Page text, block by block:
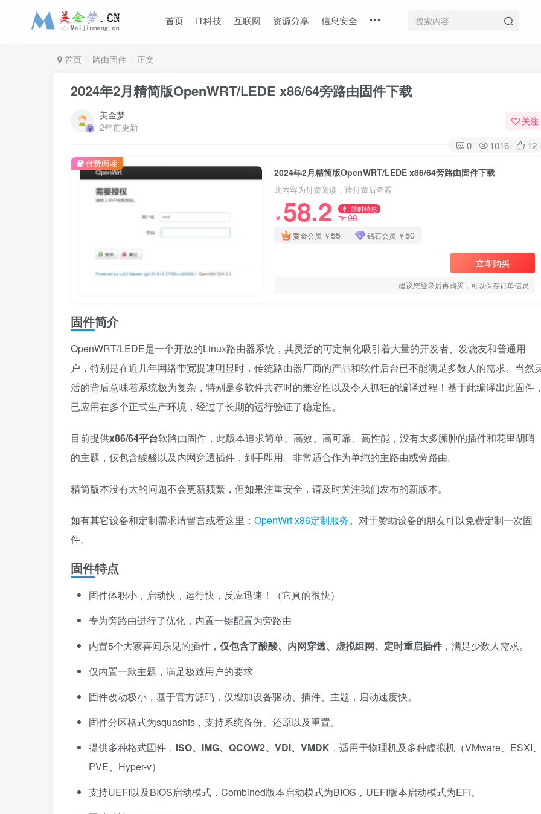
首页 IT科技 互联网 资源分享 信息安全
首页 路由固件 正文
2024年2月精简版OpenWRT/LEDE x86/64旁路由固件下载
美金梦
2年前更新
关注
0 1016 12
2024年2月精简版OpenWRT/LEDE x86/64旁路由固件下载
此内容为付费阅读，请付费后查看
￥ 58.2 限时特惠
￥98
黄金会员 ￥55 钻石会员 ￥50
立即购买
建议您登录后再购买，可以保存订单信息
付费阅读
固件简介
OpenWRT/LEDE是一个开放的Linux路由器系统，其灵活的可定制化吸引着大量的开发者、发烧友和普通用
户，特别是在近几年网络带宽提速明显时，传统路由器厂商的产品和软件后台已不能满足多数人的需求。当然
活的背后意味着系统极为复杂，特别是多软件共存时的兼容性以及令人抓狂的编译过程！基于此编译出此固件
已应用在多个正式生产环境，经过了长期的运行验证了稳定性。
目前提供x86/64平台软路由固件，此版本追求简单、高效、高可靠、高性能，没有太多臃肿的插件和花里胡哨
的主题，仅包含酸酸以及内网穿透插件，到手即用。非常适合作为单纯的主路由或旁路由。
精简版本没有大的问题不会更新频繁，但如果注重安全，请及时关注我们发布的新版本。
如有其它设备和定制需求请留言或看这里： OpenWrt x86定制服务。对于赞助设备的朋友可以免费定制一次固
件。
固件特点
固件体积小，启动快，运行快，反应迅速！（它真的很快）
专为旁路由进行了优化，内置一键配置为旁路由
内置5个大家喜闻乐见的插件， 仅包含了酸酸、内网穿透、虚拟组网、定时重启插件 ，满足少数人需求。
仅内置一款主题，满足极致用户的要求
固件改动极小，基于官方源码，仅增加设备驱动、插件、主题，启动速度快。
固件分区格式为squashfs，支持系统备份、还原以及重置。
提供多种格式固件， ISO、IMG、QCOW2、VDI、VMDK ，适用于物理机及多种虚拟机（VMware、ESXI
PVE、Hyper-v）
支持UEFI以及BIOS启动模式，Combined版本启动模式为BIOS，UEFI版本启动模式为EFI。